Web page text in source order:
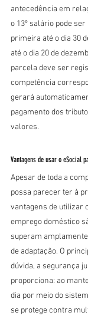
antecedência em
o 13º salário pode
primeira até o dia 30
até o dia 20 de
parcela deve ser
competência
gerará
pagamento dos
valores.
Vantagens de usar o eSocial
Apesar de toda a
possa parecer ter à
vantagens de utilizar
emprego doméstico
superam
de adaptação. O
dúvida, a segurança
proporciona: ao
dia por meio do
se protege contra